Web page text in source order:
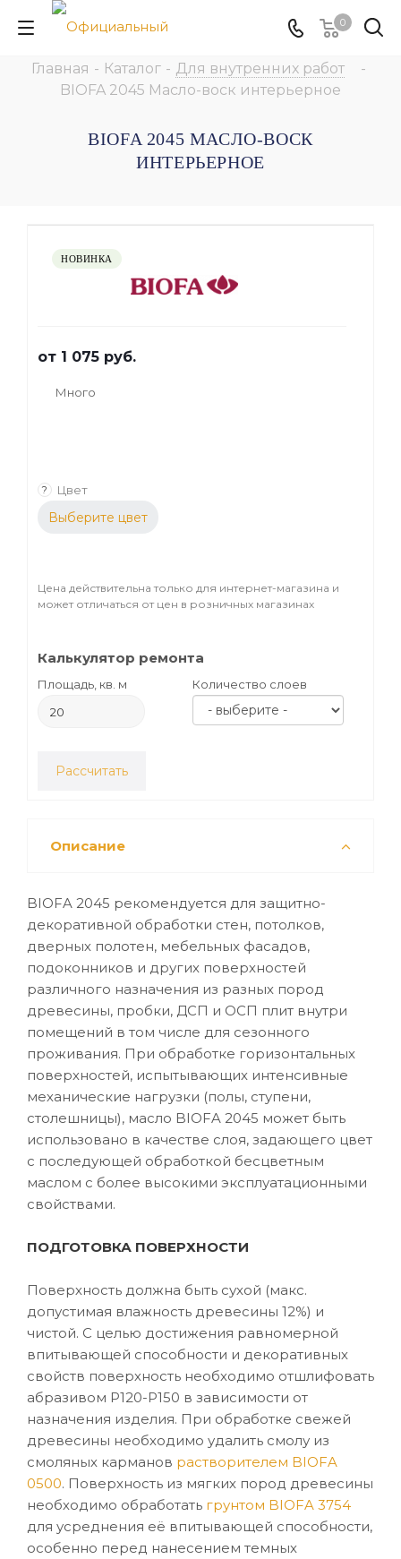
0
Главная - Каталог - Для внутренних работ
-
BIOFA 2045 Масло-воск интерьерное
BIOFA 2045 МАСЛО-ВОСК
ИНТЕРЬЕРНОЕ
НОВИНКА
от 1 075 руб.
Много
? Цвет
Выберите цвет
Цена действительна только для интернет-магазина и
может отличаться от цен в розничных магазинах
Калькулятор ремонта
Площадь, кв. м Количество слоев
Рассчитать
Описание
BIOFA 2045 рекомендуется для защитно-
декоративной обработки стен, потолков,
дверных полотен, мебельных фасадов,
подоконников и других поверхностей
различного назначения из разных пород
древесины, пробки, ДСП и ОСП плит внутри
помещений в том числе для сезонного
проживания. При обработке горизонтальных
поверхностей, испытывающих интенсивные
механические нагрузки (полы, ступени,
столешницы), масло BIOFA 2045 может быть
использовано в качестве слоя, задающего цвет
с последующей обработкой бесцветным
маслом с более высокими эксплуатационными
свойствами.
ПОДГОТОВКА ПОВЕРХНОСТИ
Поверхность должна быть сухой (макс.
допустимая влажность древесины 12%) и
чистой. С целью достижения равномерной
впитывающей способности и декоративных
свойств поверхность необходимо отшлифовать
абразивом P120-P150 в зависимости от
назначения изделия. При обработке свежей
древесины необходимо удалить смолу из
смоляных карманов растворителем BIOFA
0500. Поверхность из мягких пород древесины
необходимо обработать грунтом BIOFA 3754
для усреднения её впитывающей способности,
особенно перед нанесением темных